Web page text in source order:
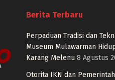
Berita Terbaru
Perpaduan Tradisi dan
Museum Mulawarman
Karang Melenu 8 Agustus
Otorita IKN dan Pemerintah